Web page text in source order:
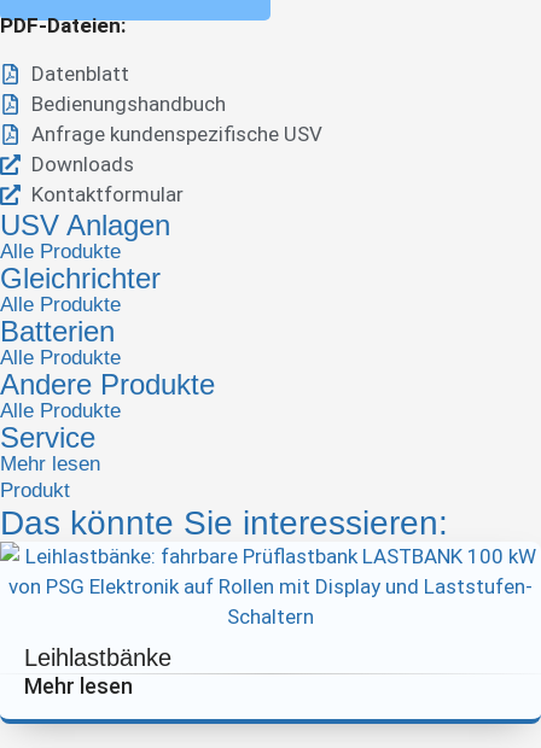
PDF-Dateien:
Datenblatt
Bedienungshandbuch
Anfrage kundenspezifische USV
Downloads
Kontaktformular
USV Anlagen
Alle Produkte
Gleichrichter
Alle Produkte
Batterien
Alle Produkte
Andere Produkte
Alle Produkte
Service
Mehr lesen
Produkt
Das könnte Sie interessieren:
Leihlastbänke
Mehr lesen